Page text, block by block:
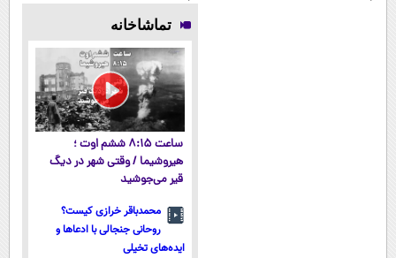
پوستتوصاف
میکنه!50%تخفیف
تخفیف ویژه
تماشاخانه
ساعت ۸:۱۵ ششم اوت ؛
هیروشیما / وقتی شهر در دیگ
قیر می‌جوشید
محمدباقر خرازی کیست؟
روحانی جنجالی با ادعاها و
ایده‌های تخیلی